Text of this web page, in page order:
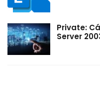
Private:
Server